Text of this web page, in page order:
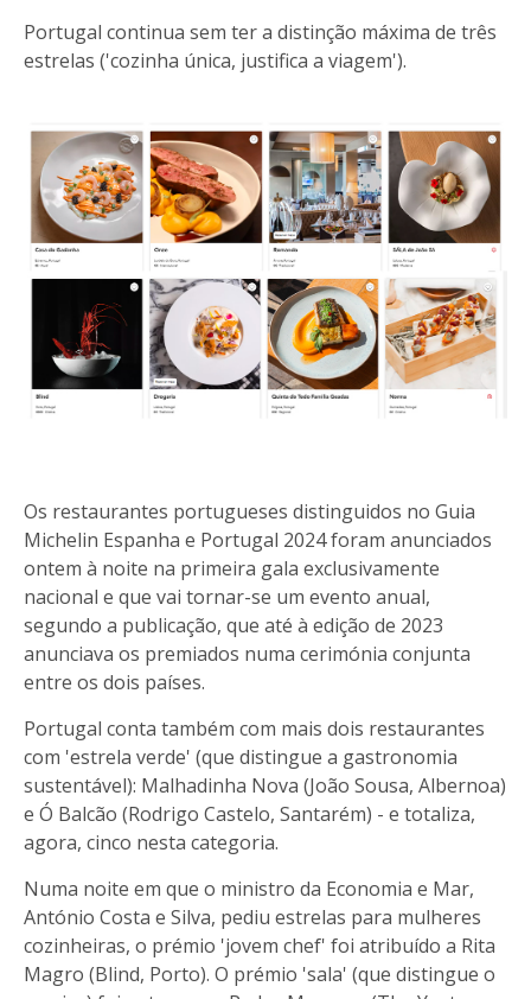
Portugal continua sem ter a distinção máxima de três
estrelas ('cozinha única, justifica a viagem').
Os restaurantes portugueses distinguidos no Guia
Michelin Espanha e Portugal 2024 foram anunciados
ontem à noite na primeira gala exclusivamente
nacional e que vai tornar-se um evento anual,
segundo a publicação, que até à edição de 2023
anunciava os premiados numa cerimónia conjunta
entre os dois países.
Portugal conta também com mais dois restaurantes
com 'estrela verde' (que distingue a gastronomia
sustentável): Malhadinha Nova (João Sousa, Albernoa)
e Ó Balcão (Rodrigo Castelo, Santarém) - e totaliza,
agora, cinco nesta categoria.
Numa noite em que o ministro da Economia e Mar,
António Costa e Silva, pediu estrelas para mulheres
cozinheiras, o prémio 'jovem chef' foi atribuído a Rita
Magro (Blind, Porto). O prémio 'sala' (que distingue o